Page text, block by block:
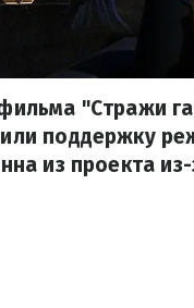
"Стражи
поддержку
из проекта